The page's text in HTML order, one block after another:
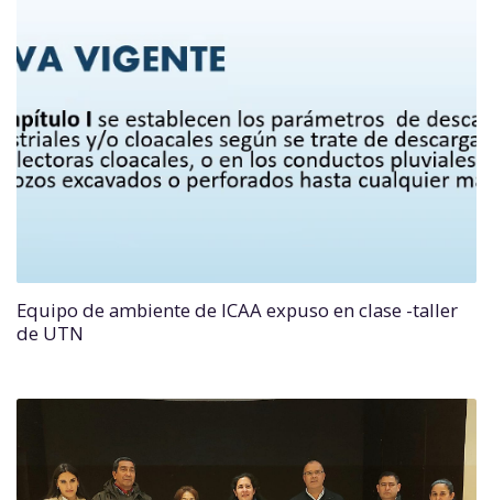
Equipo de ambiente de ICAA expuso en clase -taller
de UTN